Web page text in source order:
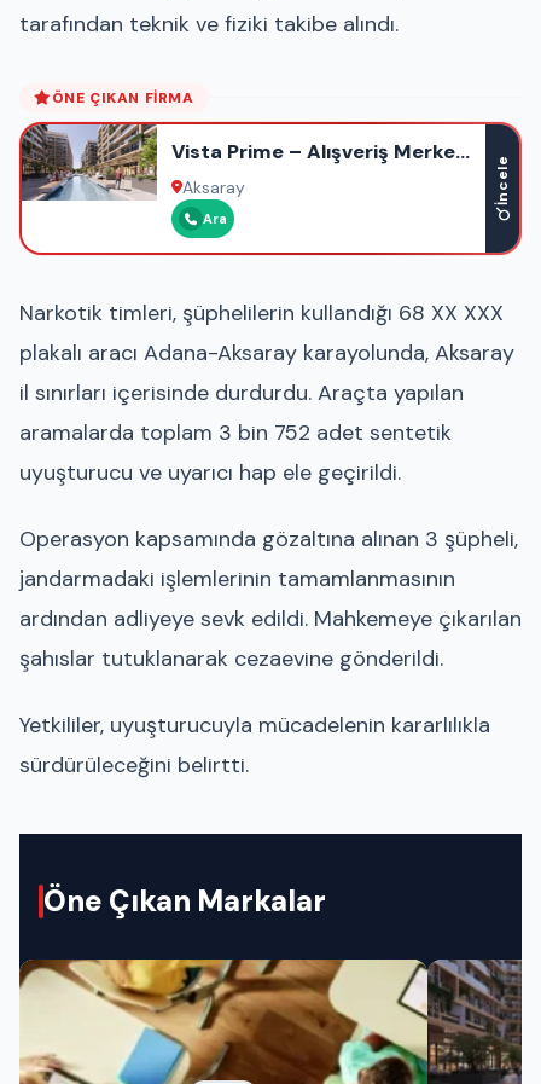
tarafından teknik ve fiziki takibe alındı.
ÖNE ÇIKAN FIRMA
Vista Prime – Alışveriş Merkezi
– Ofis – Otel – Rezidans
Aksaray
Ara
İncele
Narkotik timleri, şüphelilerin kullandığı 68 XX XXX
plakalı aracı Adana-Aksaray karayolunda, Aksaray
il sınırları içerisinde durdurdu. Araçta yapılan
aramalarda toplam 3 bin 752 adet sentetik
uyuşturucu ve uyarıcı hap ele geçirildi.
Operasyon kapsamında gözaltına alınan 3 şüpheli,
jandarmadaki işlemlerinin tamamlanmasının
ardından adliyeye sevk edildi. Mahkemeye çıkarılan
şahıslar tutuklanarak cezaevine gönderildi.
Yetkililer, uyuşturucuyla mücadelenin kararlılıkla
sürdürüleceğini belirtti.
Öne Çıkan Markalar